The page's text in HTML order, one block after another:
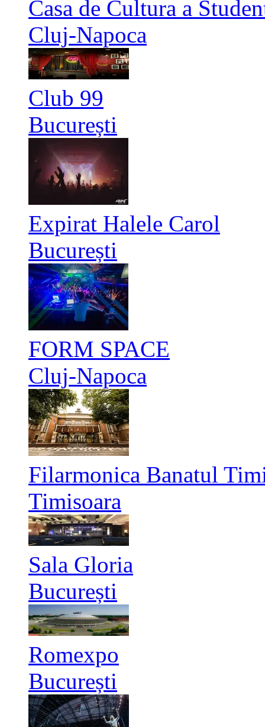
Casa de Cultura a
Cluj-Napoca
Club 99
București
Expirat Halele Carol
București
FORM SPACE
Cluj-Napoca
Filarmonica Banatul
Timisoara
Sala Gloria
București
Romexpo
București